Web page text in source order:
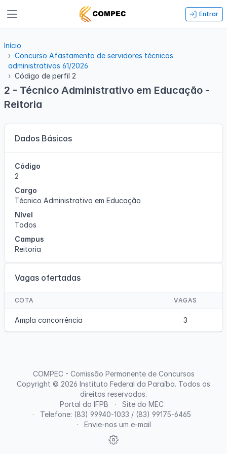
Entrar
Início
Concurso Afastamento de servidores técnicos
administrativos 61/2026
Código de perfil 2
2 - Técnico Administrativo em Educação -
Reitoria
Dados Básicos
Código
2
Cargo
Técnico Administrativo em Educação
Nível
Todos
Campus
Reitoria
Vagas ofertadas
COTA VAGAS
Ampla concorrência 3
Portal do IFPB
Site do MEC
Telefone: (83) 99940-1033 / (83) 99175-6465
Envie-nos um e-mail
COMPEC - Comissão Permanente de Concursos
Copyright © 2026 Instituto Federal da Paraíba. Todos os
direitos reservados.